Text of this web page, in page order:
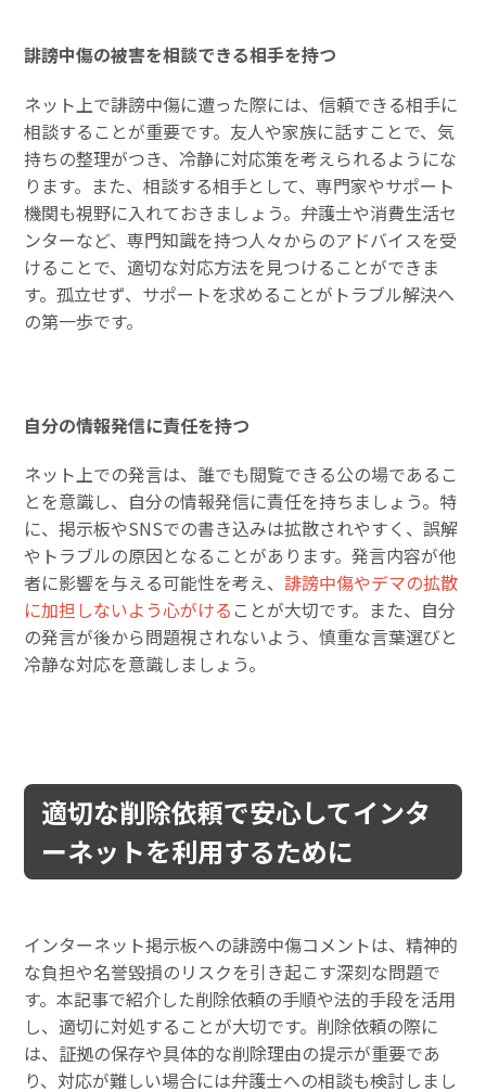
誹謗中傷の被害を相談できる相手を持つ
ネット上で誹謗中傷に遭った際には、信頼できる相手に
相談することが重要です。友人や家族に話すことで、気
持ちの整理がつき、冷静に対応策を考えられるようにな
ります。また、相談する相手として、専門家やサポート
機関も視野に入れておきましょう。弁護士や消費生活セ
ンターなど、専門知識を持つ人々からのアドバイスを受
けることで、適切な対応方法を見つけることができま
す。孤立せず、サポートを求めることがトラブル解決へ
の第一歩です。
自分の情報発信に責任を持つ
ネット上での発言は、誰でも閲覧できる公の場であるこ
とを意識し、自分の情報発信に責任を持ちましょう。特
に、掲示板やSNSでの書き込みは拡散されやすく、誤解
やトラブルの原因となることがあります。発言内容が他
者に影響を与える可能性を考え、誹謗中傷やデマの拡散
に加担しないよう心がける ことが大切です。また、自分
の発言が後から問題視されないよう、慎重な言葉選びと
冷静な対応を意識しましょう。
適切な削除依頼で安心してインタ
ーネットを利用するために
インターネット掲示板への誹謗中傷コメントは、精神的
な負担や名誉毀損のリスクを引き起こす深刻な問題で
す。本記事で紹介した削除依頼の手順や法的手段を活用
し、適切に対処することが大切です。削除依頼の際に
は、証拠の保存や具体的な削除理由の提示が重要であ
り、対応が難しい場合には弁護士への相談も検討しまし